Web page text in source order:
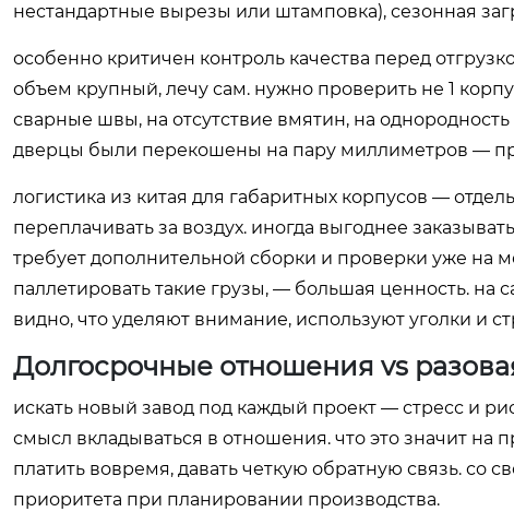
нестандартные вырезы или штамповка), сезонная
особенно критичен контроль качества перед
объем крупный, лечу сам. нужно проверить не 1
сварные швы, на отсутствие вмятин, на
дверцы были перекошены на пару миллиметров —
логистика из китая для габаритных корпусов —
переплачивать за воздух. иногда выгоднее
требует дополнительной сборки и проверки уже на
паллетировать такие грузы, — большая ценность. на
видно, что уделяют внимание, используют уголки и
Долгосрочные отношения vs
искать новый завод под каждый проект — стресс и
смысл вкладываться в отношения. что это значит на
платить вовремя, давать четкую обратную связь. со
приоритета при планировании производства.